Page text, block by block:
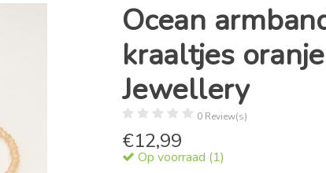
Ocean
kraaltjes
Jewellery
0 Review(s)
€12,99
Op voorraad (1)